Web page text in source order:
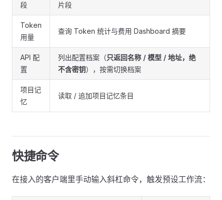
段
片段
Token
用量
查询 Token 统计与费用 Dashboard 摘要
API 配
置
列出配置档案（只返回名称 / 模型 / 地址，绝
不含密钥），按需切换档案
项目记
忆
读取 / 追加项目记忆条目
快捷命令
在接入的客户端里手动输入斜杠命令，触发预设工作流：